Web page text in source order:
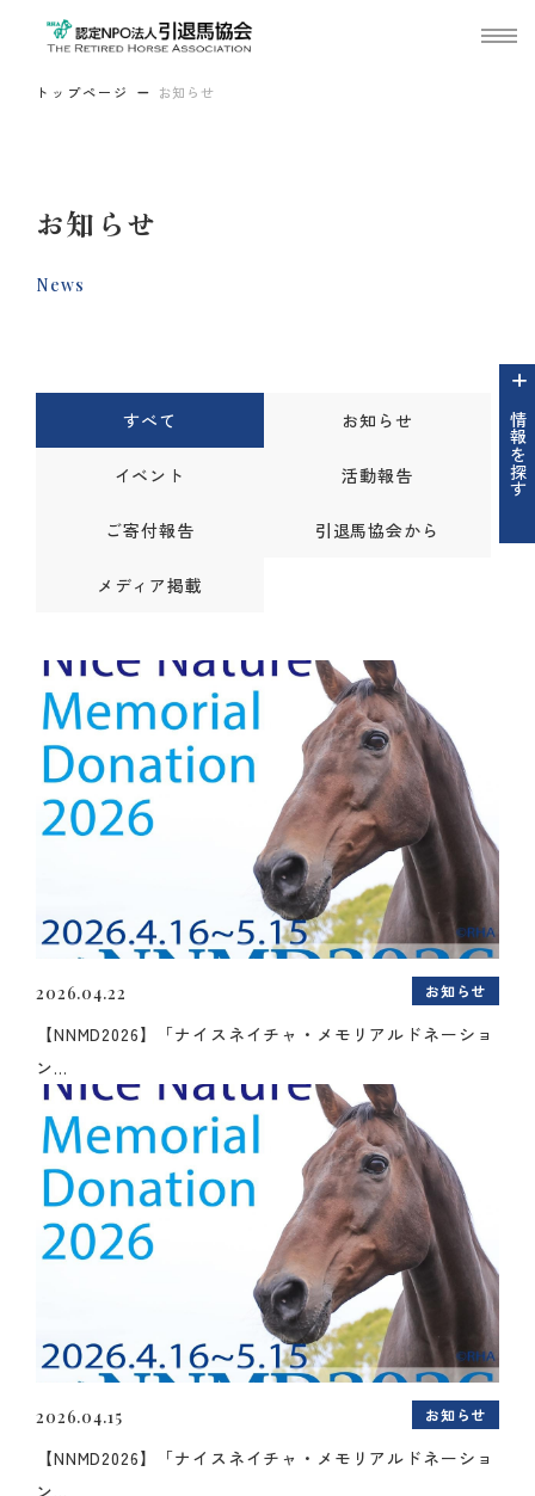
トップページ お知らせ
お知らせ
News
情報を探す
すべて お知らせ
イベント 活動報告
ご寄付報告 引退馬協会から
メディア掲載
2026.04.22 お知らせ
【NNMD2026】「ナイスネイチャ・メモリアルドネーショ
ン...
2026.04.15 お知らせ
【NNMD2026】「ナイスネイチャ・メモリアルドネーショ
ン...